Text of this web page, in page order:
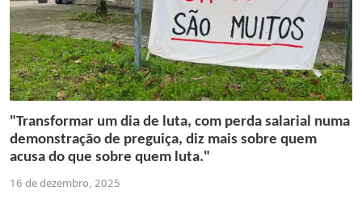
"Transformar um dia de luta, com perda salarial numa
demonstração de preguiça, diz mais sobre quem
acusa do que sobre quem luta."
16 de dezembro, 2025